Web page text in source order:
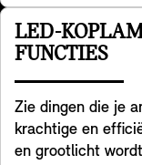
uitstekende
omgeving. Je kunt
aanpassen en de
genieten van een
volledig overzicht
LED-
FUNCTIES
Zie dingen die je
krachtige en
en grootlicht